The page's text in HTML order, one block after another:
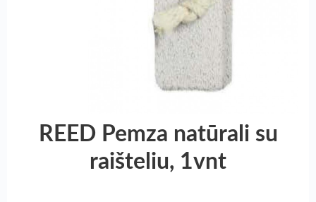
REED Pemza natūrali su
raišteliu, 1vnt